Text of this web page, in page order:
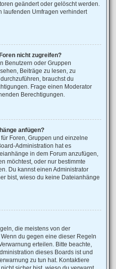
geändert oder gelöscht werden.
laufenden Umfragen verhindert
nicht zugreifen?
Benutzern oder Gruppen
Beiträge zu lesen, zu
brauchst du
Frage einen Moderator
Berechtigungen.
anfügen?
Foren, Gruppen und einzelne
Administration hat es
in dem Forum anzufügen,
möchtest, oder nur bestimmte
Du kannst einen Administrator
bist, wieso du keine Dateianhänge
die meistens von der
du gegen eine dieser Regeln
erteilen. Bitte beachte,
dieses Boards ist und
zu tun hat. Kontaktiere